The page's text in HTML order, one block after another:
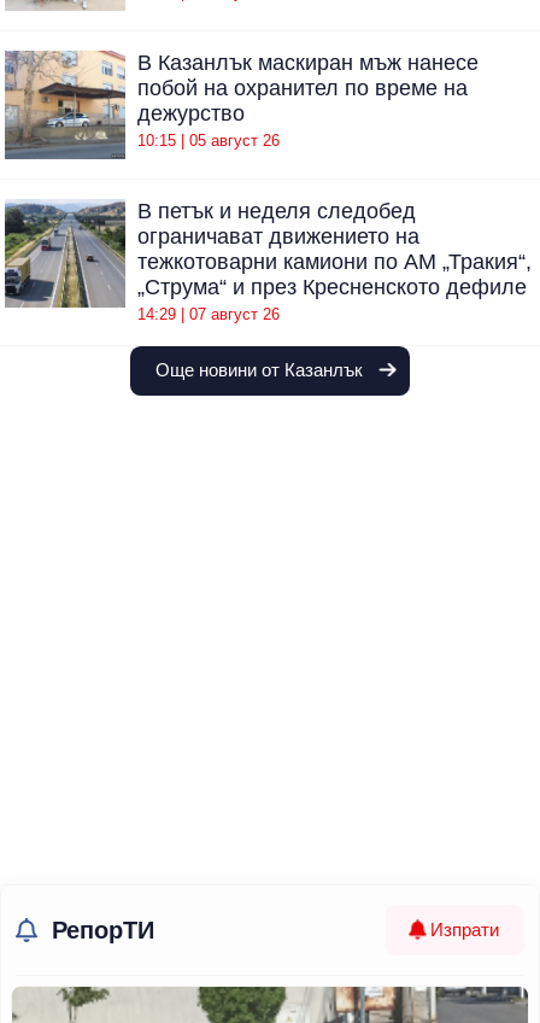
В Казанлък маскиран мъж нанесе
побой на охранител по време на
дежурство
10:15 | 05 август 26
В петък и неделя следобед
ограничават движението на
тежкотоварни камиони по АМ „Тракия“,
„Струма“ и през Кресненското дефиле
14:29 | 07 август 26
Още новини от Казанлък
РепорТИ Изпрати